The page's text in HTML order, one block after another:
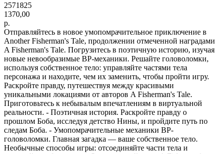
2571825
1370,00
р.
Отправляйтесь в новое умопомрачительное приключение в
Another Fisherman's Tale, продолжении отмеченной наградами
A Fisherman's Tale. Погрузитесь в поэтичную историю, изучая
новые невообразимые ВР-механики. Решайте головоломки,
используя собственное тело: управляйте частями тела
персонажа и находите, чем их заменить, чтобы пройти игру.
Раскройте правду, путешествуя между красивыми
уникальными локациями от авторов A Fisherman's Tale.
Приготовьтесь к небывалым впечатлениям в виртуальной
реальности. - Поэтичная история. Раскройте правду о
прошлом Боба, исследуя детство Нины, и пройдите путь по
следам Боба. - Умопомрачительные механики ВР-
головоломки. Главная загадка — ваше собственное тело.
Необычные способы игры: отсоединяйте части тела и